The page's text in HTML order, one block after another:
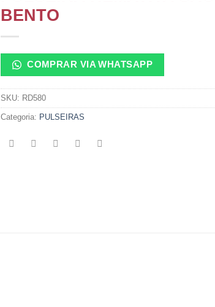
BENTO
COMPRAR VIA WHATSAPP
SKU: RD580
Categoria: PULSEIRAS